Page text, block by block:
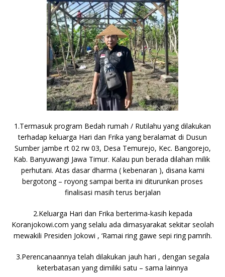
1.Termasuk program Bedah rumah / Rutilahu yang dilakukan
terhadap keluarga Hari dan Frika yang beralamat di Dusun
Sumber jambe rt 02 rw 03, Desa Temurejo, Kec. Bangorejo,
Kab. Banyuwangi Jawa Timur. Kalau pun berada dilahan milik
perhutani. Atas dasar dharma ( kebenaran ), disana kami
bergotong – royong sampai berita ini diturunkan proses
finalisasi masih terus berjalan
2.Keluarga Hari dan Frika berterima-kasih kepada
Koranjokowi.com yang selalu ada dimasyarakat sekitar seolah
mewakili Presiden Jokowi , ‘Ramai ring gawe sepi ring pamrih.
3.Perencanaannya telah dilakukan jauh hari , dengan segala
keterbatasan yang dimiliki satu – sama lainnya